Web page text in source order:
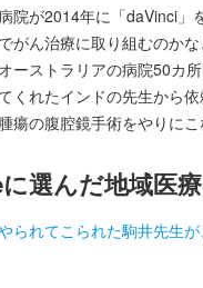
院が2014年に「daVinci
がん治療に取り組むのか
ーストラリアの病院50カ
くれたインドの先生から
瘍の腹腔鏡手術をやりに
選んだ地域医
れてこられた駒井先生が